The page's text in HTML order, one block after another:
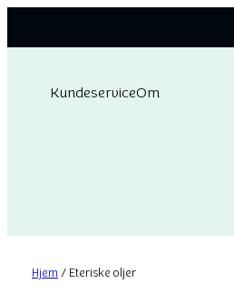
KundeserviceOm
Hjem/ Eteriske oljer